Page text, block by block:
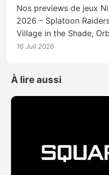
Nos previews de jeux
2026 – Splatoon
Village in the Shade,
16 Juil 2026
À lire aussi